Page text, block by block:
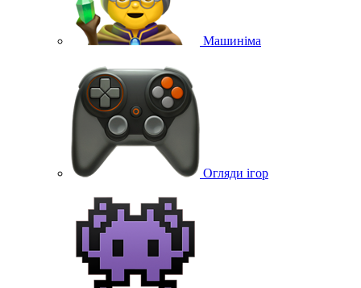
Машиніма
Огляди ігор